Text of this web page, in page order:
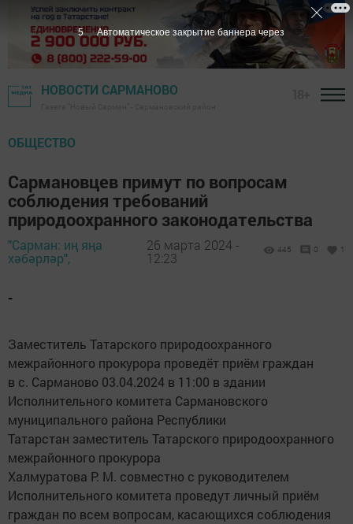
НОВОСТИ САРМАНОВО
ОБЩЕСТВО
Сармановцев примут по вопросам
соблюдения требований
природоохранного законодательства
"Сарман: иң яңа
хәбәрләр",
26 марта 2024 -
12:23
445 0 1
-
Заместитель Татарского природоохранного
межрайонного прокурора проведёт приём граждан
в с. Сарманово 03.04.2024 в 11:00 в здании
Исполнительного комитета Сармановского
муниципального района Республики
Татарстан заместитель Татарского природоохранного
межрайонного прокурора
Халмуратова Р. М. совместно с руководителем
Исполнительного комитета проведут личный приём
граждан по всем вопросам, касающихся соблюдения
4 Автоматическое закрытие баннера через